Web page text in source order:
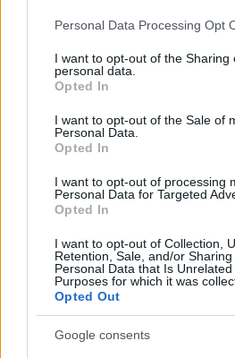
Please note that this website/app
not limited to your visit or usage
grant or deny consent to Google
use your data for below specified
consent section.
Personal Data Processing Opt
I want to opt-out of the Sharing
personal data.
Opted In
I want to opt-out of the Sale of
Personal Data.
Opted In
I want to opt-out of processing
Personal Data for Targeted
Opted In
I want to opt-out of Collection,
Retention, Sale, and/or
Personal Data that Is
Purposes for which it was
Opted Out
Google consents
A régészek szerint 33
évvel ezelőttig
barlangot az
ott, és az még nem
pontosan milyen célt
A zömében már tengerszint alatt
amelyet lezártak a közönség elől,
tekinthetik meg, a klímaváltozás és